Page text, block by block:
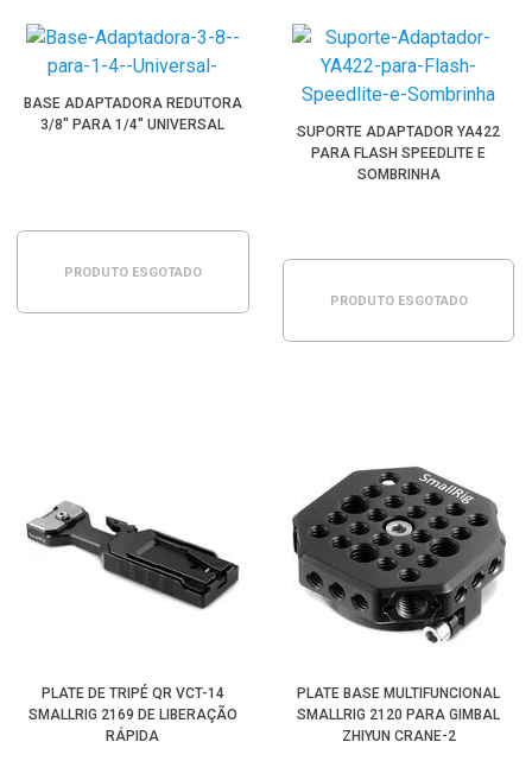
BASE ADAPTADORA REDUTORA
3/8" PARA 1/4" UNIVERSAL
PRODUTO ESGOTADO
SUPORTE ADAPTADOR YA422
PARA FLASH SPEEDLITE E
SOMBRINHA
PRODUTO ESGOTADO
PLATE DE TRIPÉ QR VCT-14
SMALLRIG 2169 DE LIBERAÇÃO
RÁPIDA
PLATE BASE MULTIFUNCIONAL
SMALLRIG 2120 PARA GIMBAL
ZHIYUN CRANE-2